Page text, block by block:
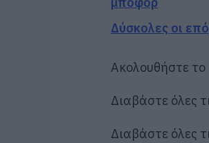
Δύσκολες οι
Ακολουθήστε
Διαβάστε όλες
Διαβάστε όλες